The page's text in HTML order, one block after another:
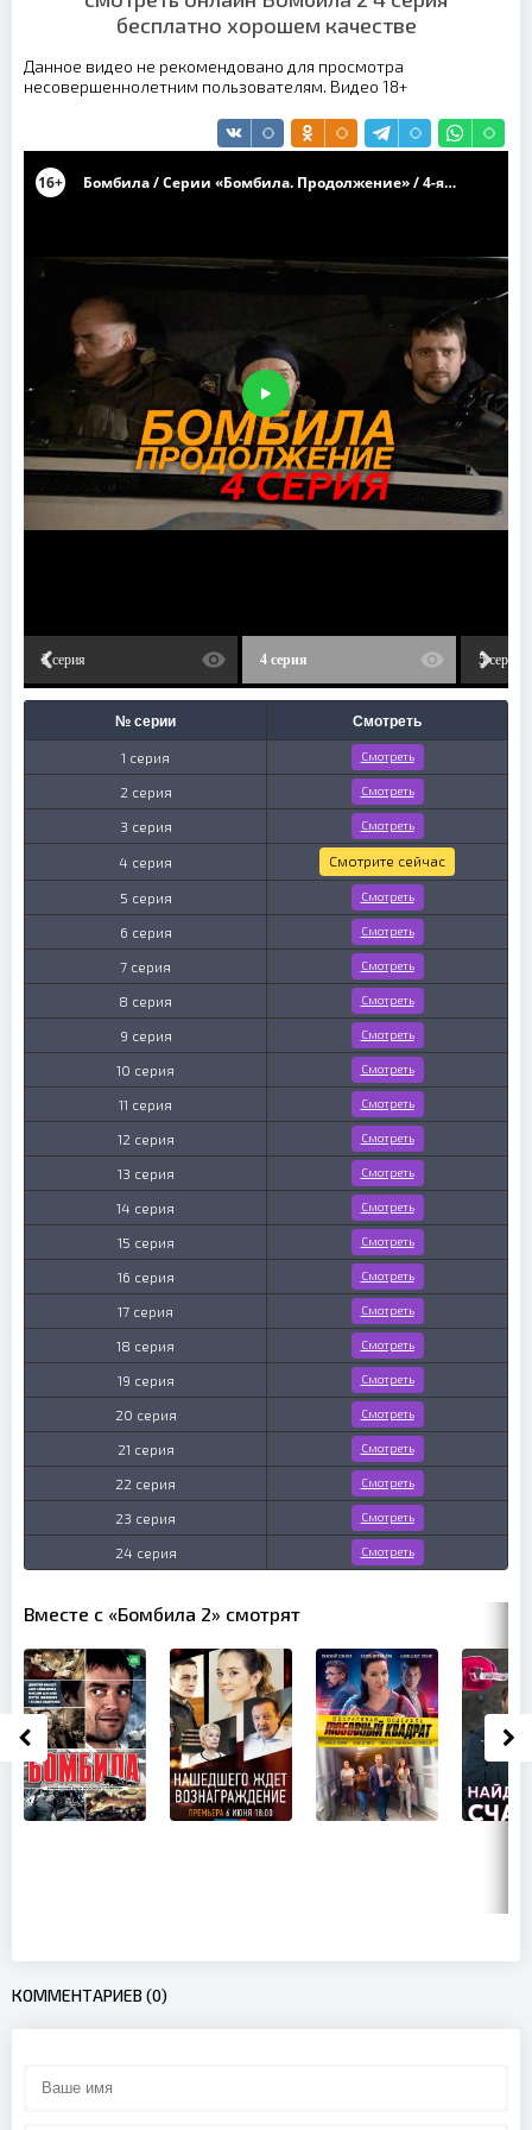
бесплатно хорошем качестве
Данное видео не рекомендовано для просмотра
несовершеннолетним пользователям. Видео 18+
3 серия 4 серия 5 серия
№ серии Смотреть
1 серия Смотреть
2 серия Смотреть
3 серия Смотреть
4 серия Смотрите сейчас
5 серия Смотреть
6 серия Смотреть
7 серия Смотреть
8 серия Смотреть
9 серия Смотреть
10 серия Смотреть
11 серия Смотреть
12 серия Смотреть
13 серия Смотреть
14 серия Смотреть
15 серия Смотреть
16 серия Смотреть
17 серия Смотреть
18 серия Смотреть
19 серия Смотреть
20 серия Смотреть
21 серия Смотреть
22 серия Смотреть
23 серия Смотреть
24 серия Смотреть
Вместе с «Бомбила 2» смотрят
КОММЕНТАРИЕВ (0)